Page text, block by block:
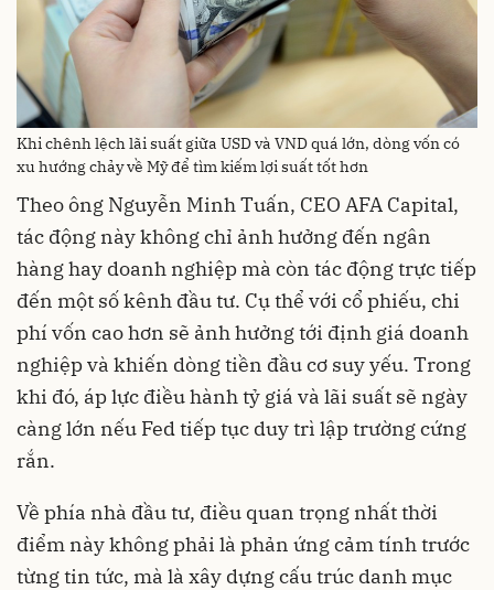
Khi chênh lệch lãi suất giữa USD và VND quá lớn, dòng vốn có
xu hướng chảy về Mỹ để tìm kiếm lợi suất tốt hơn
Theo ông Nguyễn Minh Tuấn, CEO AFA Capital,
tác động này không chỉ ảnh hưởng đến ngân
hàng hay doanh nghiệp mà còn tác động trực tiếp
đến một số kênh đầu tư. Cụ thể với cổ phiếu, chi
phí vốn cao hơn sẽ ảnh hưởng tới định giá doanh
nghiệp và khiến dòng tiền đầu cơ suy yếu. Trong
khi đó, áp lực điều hành tỷ giá và lãi suất sẽ ngày
càng lớn nếu Fed tiếp tục duy trì lập trường cứng
rắn.
Về phía nhà đầu tư, điều quan trọng nhất thời
điểm này không phải là phản ứng cảm tính trước
từng tin tức, mà là xây dựng cấu trúc danh mục